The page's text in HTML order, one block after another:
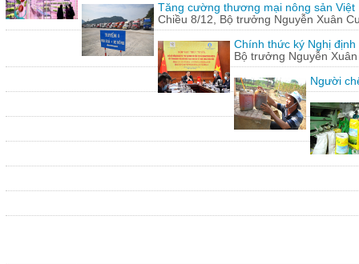
Tăng cường thương mại nông sản Việt
Chiều 8/12, Bộ trưởng Nguyễn Xuân
Chính thức ký Nghị
Bộ trưởng Nguyễn
Người